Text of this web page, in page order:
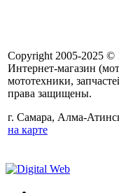
Copyright 2005-2025 ©
Интернет-магазин
мототехники,
права защищены.
г. Самара, Алма-
на карте